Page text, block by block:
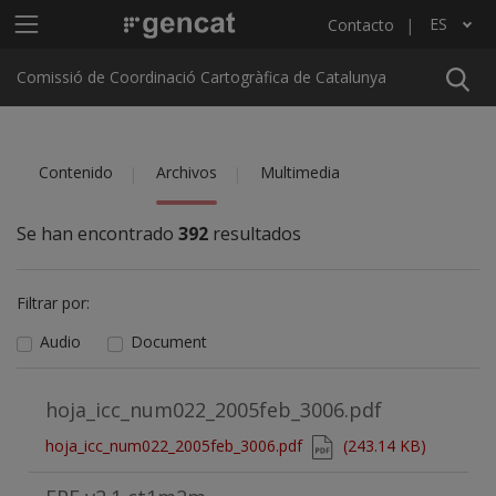
Menú principal C4 Contacto ES
Lista adicional de acciones
Comissió de Coordinació Cartogràfica de Catalunya
Contenido Archivos Multimedia
Se han encontrado 392 resultados
Filtrar por:
Audio
Document
hoja_icc_num022_2005feb_3006.pdf
Document
hoja_icc_num022_2005feb_3006.pdf (243.14 KB)